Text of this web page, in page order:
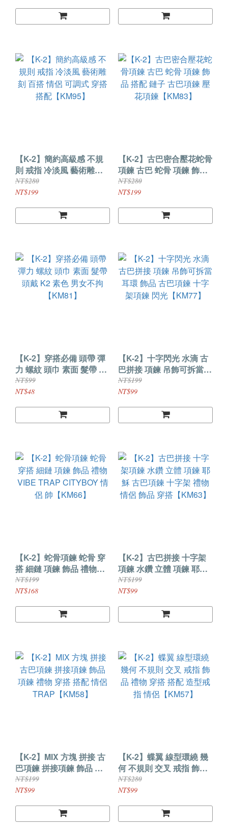
【K-2】簡約高級感 不規
則 戒指 冷淡風 藝術雕刻
百搭 情侶 可調式 穿搭 搭
配【KM95】
NT$280
NT$199
【K-2】古巴密合壓花蛇骨
項鍊 古巴 蛇骨 項鍊 飾品
搭配 鏈子 古巴項鍊 壓花
項鍊【KM83】
NT$280
NT$199
【K-2】穿搭必備 頭帶 彈
力 螺紋 頭巾 素面 髮帶 頭
戴 K2 素色 男女不拘
【KM81】
NT$99
NT$48
【K-2】十字閃光 水滴 古
巴拼接 項鍊 吊飾可拆當耳
環 飾品 古巴項鍊 十字架
項鍊 閃光【KM77】
NT$199
NT$99
【K-2】蛇骨項鍊 蛇骨 穿
搭 細鏈 項鍊 飾品 禮物
VIBE TRAP CITYBOY 情
侶 帥【KM66】
NT$199
NT$168
【K-2】古巴拼接 十字架
項鍊 水鑽 立體 項鍊 耶穌
古巴項鍊 十字架 禮物 情
侶 飾品 穿搭【KM63】
NT$199
NT$99
【K-2】MIX 方塊 拼接 古
巴項鍊 拼接項鍊 飾品 項
鍊 禮物 穿搭 搭配 情侶
TRAP【KM58】
NT$199
NT$99
【K-2】蝶翼 線型環繞 幾
何 不規則 交叉 戒指 飾品
禮物 穿搭 搭配 造型戒指
情侶【KM57】
NT$280
NT$99